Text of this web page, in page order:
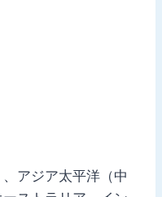
アジア太平洋（中